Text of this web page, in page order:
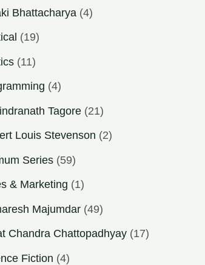
Bhattacharya (4)
(19)
(11)
(4)
Tagore (21)
Louis Stevenson (2)
Series (59)
& Marketing (1)
Majumdar (49)
Chandra Chattopadhyay (17)
Fiction (4)